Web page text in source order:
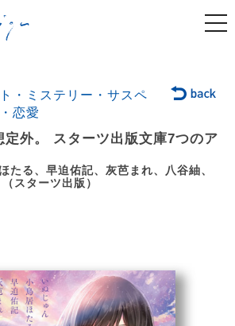
・ミステリー・サスペ
恋愛
定外。 スターツ出版文庫7つのア
たる、早迫佑記、灰芭まれ、八谷紬、
スターツ出版）